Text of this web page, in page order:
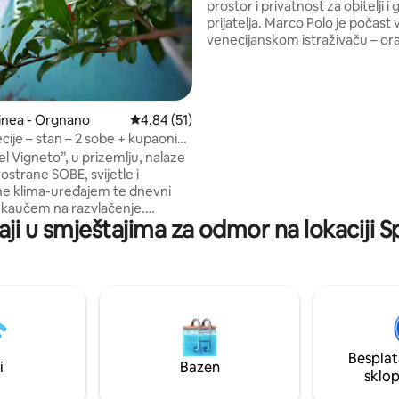
- Orgnano Prosječna ocjena: 4,84/5, recenzija: 51
4,84 (51)
– stan – 2 sobe + kupaonica
parkiralište
Vigneto”, u prizemlju, nalaze
SOBE, svijetle i
klima-uređajem te dnevni
na razvlačenje.
s mikrovalnom pećnicom,
hladnjakom,
umivaonikom, tušem i
VRT s vinogradom. Privatni
parking u
blizini. TOURIST LOC. CIN:
prostor i privatnost za obitelji i
prijatelja. Marco Polo je počast
venecijanskom istraživaču –
u smještajima za odmor na lokaciji
Bazen